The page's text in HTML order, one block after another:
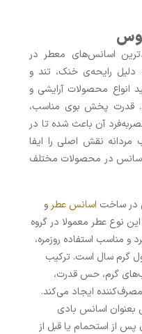
اسانس‌های معطر در
رایحه‌ی خنک، تند و
انواع محصولات آرایشی و
قدرت پخش بوی مناسب،
آن باعث شده تا در
نقش اصلی را ایفا
اسانس در محصولات مختلف
در ساخت اسانس عطر و
نوع عطر معمولا در گروه
و مناسب استفاده روزمره،
گرم سال است. ترکیب
گرم، حس قدرت،
ایجاد می‌کند.
بعنوان اسانس بادی
از استحمام یا قبل از